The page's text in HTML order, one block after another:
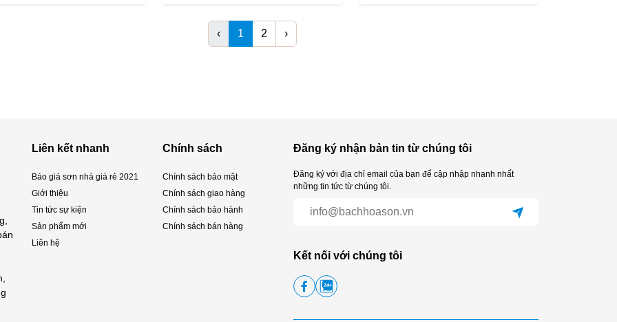
‹ 1 2 ›
Liên kết nhanh
Báo giá sơn nhà giá rẻ 2021
Giới thiệu
Tin tức sự kiện
Sản phẩm mới
Liên hệ
Chính sách
Chính sách bảo mật
Chính sách giao hàng
Chính sách bảo hành
Chính sách bán hàng
Đăng ký nhận bản tin từ chúng tôi
Đăng ký với địa chỉ email của bạn để cập nhập nhanh nhất
những tin tức từ chúng tôi.
Kết nối với chúng tôi